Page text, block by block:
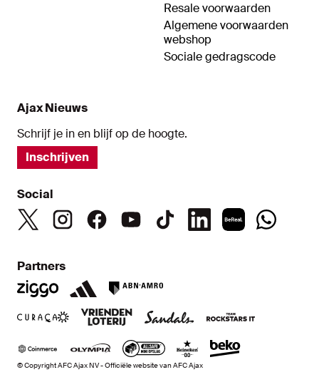
Resale voorwaarden
Algemene voorwaarden
webshop
Sociale gedragscode
Ajax Nieuws
Schrijf je in en blijf op de hoogte.
Inschrijven
Social
Partners
© Copyright AFC Ajax NV - Officiële website van AFC Ajax